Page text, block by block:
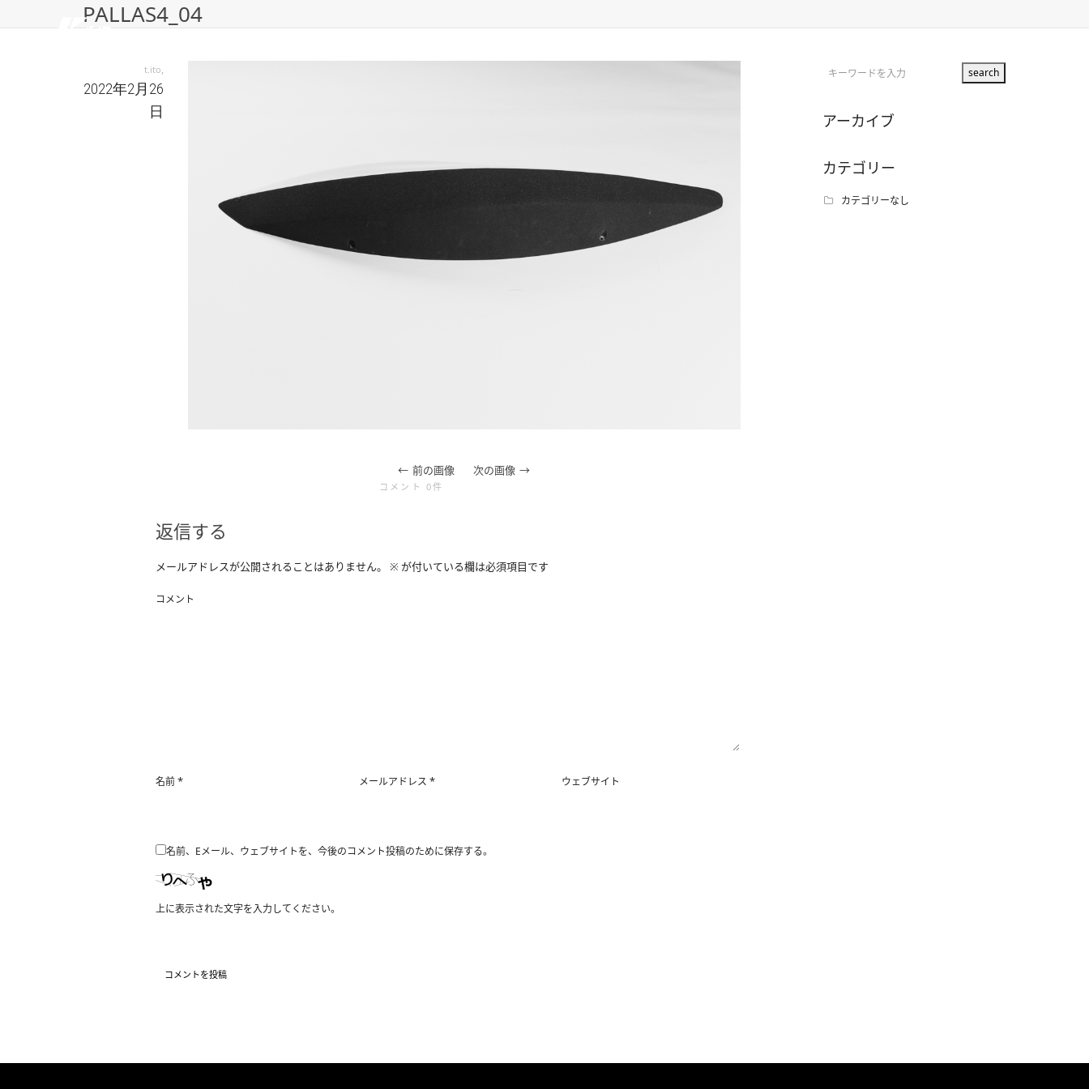
PALLAS4_04
t.ito,
2022年2月26
日
前の画像 次の画像
コメント 0件
返信する
メールアドレスが公開されることはありません。 ※ が付いている欄は必須項目です
コメント
名前* メールアドレス * ウェブサイト
名前、Eメール、ウェブサイトを、今後のコメント投稿のために保存する。
上に表示された文字を入力してください。
アーカイブ
カテゴリー
カテゴリーなし